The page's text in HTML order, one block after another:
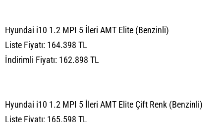
Hyundai i10 1.2 MPI 5 İleri AMT Elite (Benzinli)
Liste Fiyatı: 164.398 TL
İndirimli Fiyatı: 162.898 TL
Hyundai i10 1.2 MPI 5 İleri AMT Elite Çift Renk (Benzinli)
Liste Fiyatı: 165.598 TL